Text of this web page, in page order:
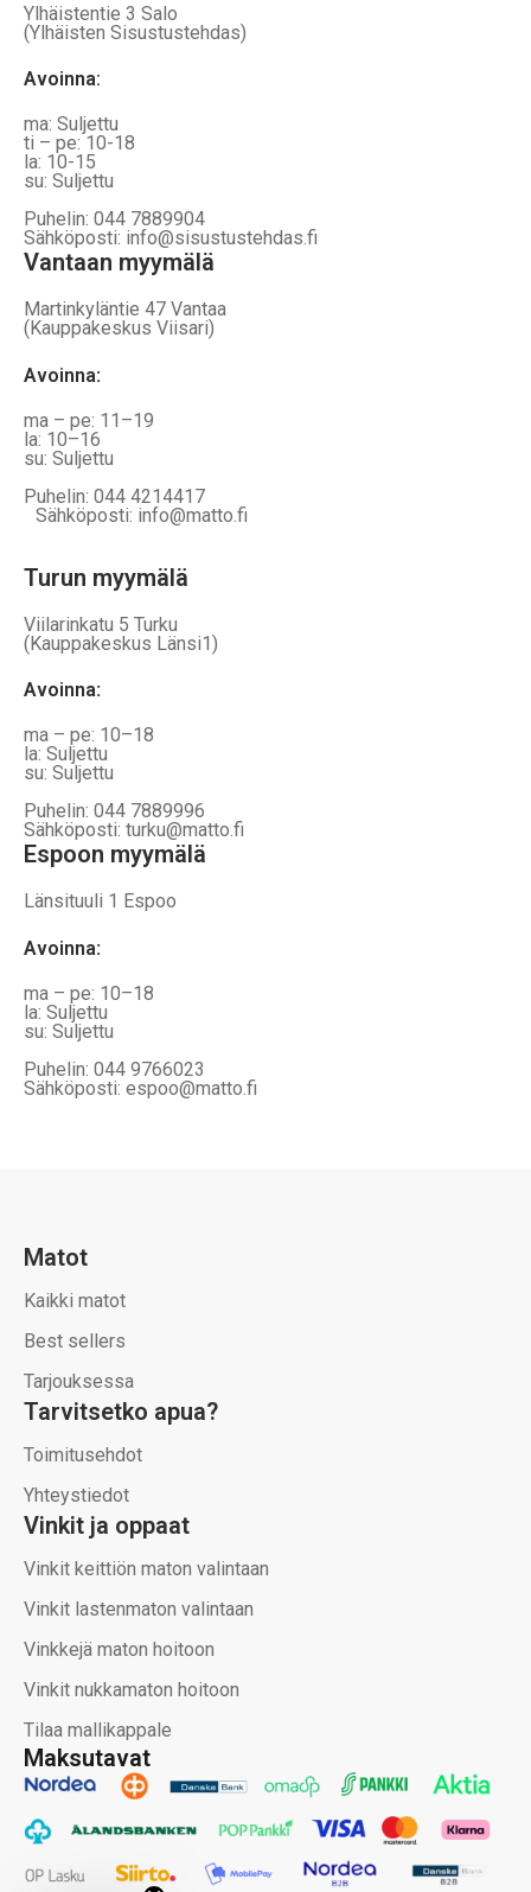
Ylhäistentie 3 Salo
(Ylhäisten Sisustustehdas)
Avoinna:
ma: Suljettu
ti – pe: 10-18
la: 10-15
su: Suljettu
Puhelin: 044 7889904
Sähköposti: info@sisustustehdas.fi
Vantaan myymälä
Martinkyläntie 47 Vantaa
(Kauppakeskus Viisari)
Avoinna:
ma – pe: 11–19
la: 10–16
su: Suljettu
Puhelin: 044 4214417
Sähköposti: info@matto.fi
Turun myymälä
Viilarinkatu 5 Turku
(Kauppakeskus Länsi1)
Avoinna:
ma – pe: 10–18
la: Suljettu
su: Suljettu
Puhelin: 044 7889996
Sähköposti: turku@matto.fi
Espoon myymälä
Länsituuli 1 Espoo
Avoinna:
ma – pe: 10–18
la: Suljettu
su: Suljettu
Puhelin: 044 9766023
Sähköposti: espoo@matto.fi
Maksutavat
Matot
Kaikki matot
Best sellers
Tarjouksessa
Tarvitsetko apua?
Toimitusehdot
Yhteystiedot
Vinkit ja oppaat
Vinkit keittiön maton valintaan
Vinkit lastenmaton valintaan
Vinkkejä maton hoitoon
Vinkit nukkamaton hoitoon
Tilaa mallikappale